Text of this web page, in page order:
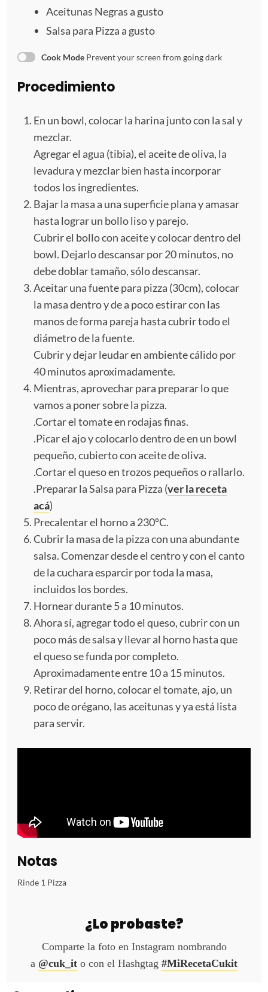
Aceitunas Negras a gusto
Salsa para Pizza a gusto
Cook Mode Prevent your screen from going dark
Procedimiento
En un bowl, colocar la harina junto con la sal y
mezclar.
Agregar el agua (tibia), el aceite de oliva, la
levadura y mezclar bien hasta incorporar
todos los ingredientes.
Bajar la masa a una superficie plana y amasar
hasta lograr un bollo liso y parejo.
Cubrir el bollo con aceite y colocar dentro del
bowl. Dejarlo descansar por 20 minutos, no
debe doblar tamaño, sólo descansar.
Aceitar una fuente para pizza (30cm), colocar
la masa dentro y de a poco estirar con las
manos de forma pareja hasta cubrir todo el
diámetro de la fuente.
Cubrir y dejar leudar en ambiente cálido por
40 minutos aproximadamente.
Mientras, aprovechar para preparar lo que
vamos a poner sobre la pizza.
.Cortar el tomate en rodajas finas.
.Picar el ajo y colocarlo dentro de en un bowl
pequeño, cubierto con aceite de oliva.
.Cortar el queso en trozos pequeños o rallarlo.
.Preparar la Salsa para Pizza (ver la receta
acá)
Precalentar el horno a 230ºC.
Cubrir la masa de la pizza con una abundante
salsa. Comenzar desde el centro y con el canto
de la cuchara esparcir por toda la masa,
incluidos los bordes.
Hornear durante 5 a 10 minutos.
Ahora sí, agregar todo el queso, cubrir con un
poco más de salsa y llevar al horno hasta que
el queso se funda por completo.
Aproximadamente entre 10 a 15 minutos.
Retirar del horno, colocar el tomate, ajo, un
poco de orégano, las aceitunas y ya está lista
para servir.
Notas
Rinde 1 Pizza
¿Lo probaste?
Comparte la foto en Instagram nombrando
a @cuk_it o con el Hashgtag #MiRecetaCukit